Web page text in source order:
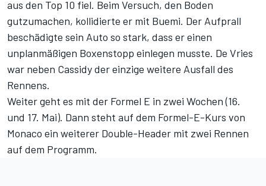
aus den Top 10 fiel. Beim Versuch, den Boden
gutzumachen, kollidierte er mit Buemi. Der Aufprall
beschädigte sein Auto so stark, dass er einen
unplanmäßigen Boxenstopp einlegen musste. De Vries
war neben Cassidy der einzige weitere Ausfall des
Rennens.
Weiter geht es mit der Formel E in zwei Wochen (16.
und 17. Mai). Dann steht auf dem Formel-E-Kurs von
Monaco ein weiterer Double-Header mit zwei Rennen
auf dem Programm.